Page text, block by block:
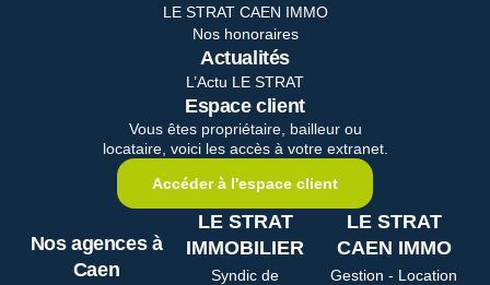
LE STRAT CAEN IMMO
Nos honoraires
Actualités
L’Actu LE STRAT
Espace client
Vous êtes propriétaire, bailleur ou
locataire, voici les accès à votre extranet.
Accéder à l'espace client
Nos agences à
Caen
LE STRAT
IMMOBILIER
Syndic de
LE STRAT
CAEN IMMO
Gestion - Location